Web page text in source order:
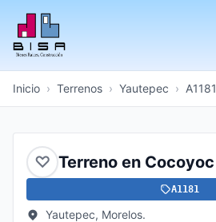
Inicio › Terrenos › Yautepec › A1181
♡ Terreno en Cocoyoc
A1181
Yautepec, Morelos.